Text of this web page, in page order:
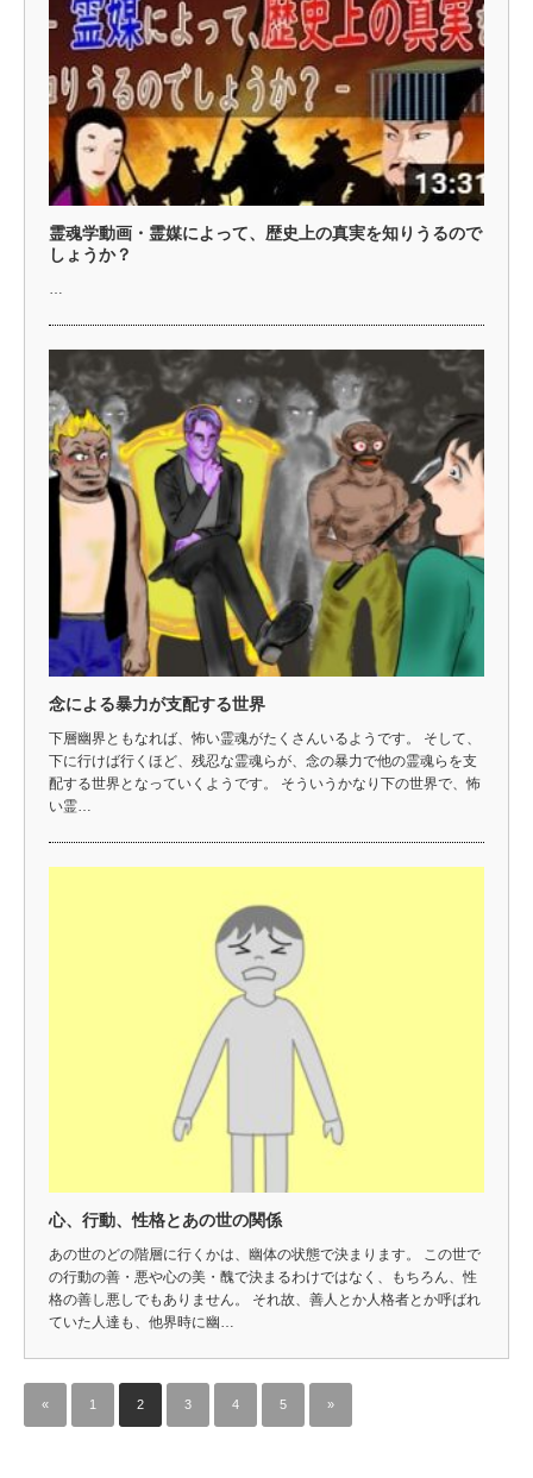
霊魂学動画・霊媒によって、歴史上の真実を知りうるので
しょうか？
…
念による暴力が支配する世界
下層幽界ともなれば、怖い霊魂がたくさんいるようです。 そして、
下に行けば行くほど、残忍な霊魂らが、念の暴力で他の霊魂らを支
配する世界となっていくようです。 そういうかなり下の世界で、怖
い霊…
心、行動、性格とあの世の関係
あの世のどの階層に行くかは、幽体の状態で決まります。 この世で
の行動の善・悪や心の美・醜で決まるわけではなく、もちろん、性
格の善し悪しでもありません。 それ故、善人とか人格者とか呼ばれ
ていた人達も、他界時に幽…
« 1 2 3 4 5 »